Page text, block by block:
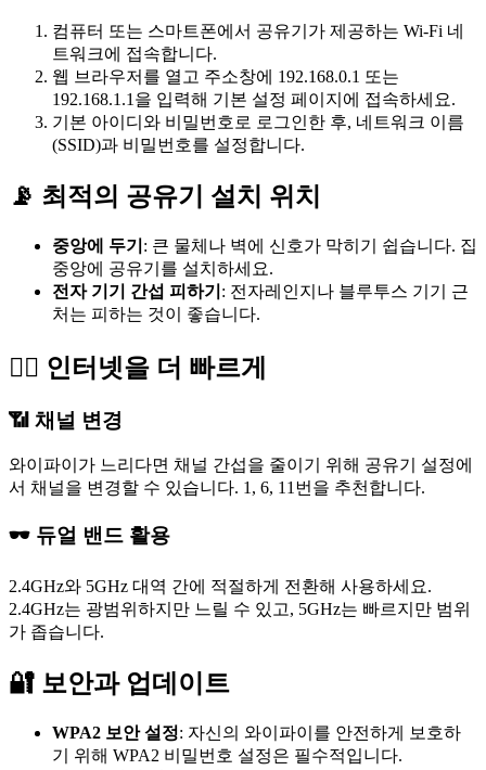
컴퓨터 또는 스마트폰에서 공유기가 제공하는 Wi-Fi 네
트워크에 접속합니다.
웹 브라우저를 열고 주소창에 192.168.0.1 또는
192.168.1.1을 입력해 기본 설정 페이지에 접속하세요.
기본 아이디와 비밀번호로 로그인한 후, 네트워크 이름
(SSID)과 비밀번호를 설정합니다.
📡 최적의 공유기 설치 위치
중앙에 두기 : 큰 물체나 벽에 신호가 막히기 쉽습니다. 집
중앙에 공유기를 설치하세요.
전자 기기 간섭 피하기 : 전자레인지나 블루투스 기기 근
처는 피하는 것이 좋습니다.
🏃‍♂️ 인터넷을 더 빠르게
📶 채널 변경
와이파이가 느리다면 채널 간섭을 줄이기 위해 공유기 설정에
서 채널을 변경할 수 있습니다. 1, 6, 11번을 추천합니다.
🕶️ 듀얼 밴드 활용
2.4GHz와 5GHz 대역 간에 적절하게 전환해 사용하세요.
2.4GHz는 광범위하지만 느릴 수 있고, 5GHz는 빠르지만 범위
가 좁습니다.
🔐 보안과 업데이트
WPA2 보안 설정: 자신의 와이파이를 안전하게 보호하
기 위해 WPA2 비밀번호 설정은 필수적입니다.